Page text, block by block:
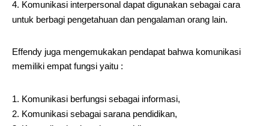
Komunikasi interpersonal dapat digunakan sebagai cara
untuk berbagi pengetahuan dan pengalaman orang lain.
Effendy juga mengemukakan pendapat bahwa komunikasi
memiliki empat fungsi yaitu :
Komunikasi berfungsi sebagai informasi,
Komunikasi sebagai sarana pendidikan,